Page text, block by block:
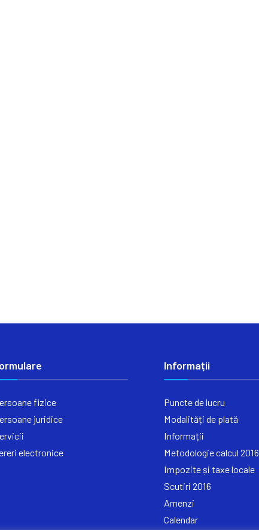
fizice
juridice
electronice
Informații
Puncte de lucru
Modalități de plată
Informații
Metodologie calcul 2016
Impozite și taxe locale
Scutiri 2016
Amenzi
Calendar